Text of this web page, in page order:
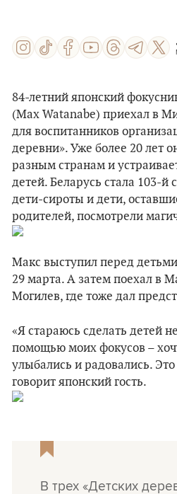
84-летний японский
(Max Watanabe) приехал в
для воспитанников
деревни». Уже более 20 лет
разным странам и
детей. Беларусь стала 103-й
дети-сироты и дети,
родителей, посмотрели
Макс выступил перед
29 марта. А затем поехал в
Могилев, где тоже дал
«Я стараюсь сделать детей
помощью моих фокусов –
улыбались и радовались.
говорит японский гость.
В трех «Детских